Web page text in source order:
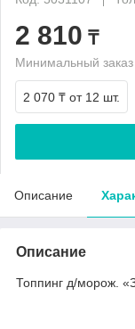
2 810 ₸
Минимальный
2 070 ₸ от 12 шт.
Описание
Описание
Топпинг д/морож.